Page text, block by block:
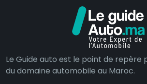
Le Guide auto est le point de repère
du domaine automobile au Maroc.